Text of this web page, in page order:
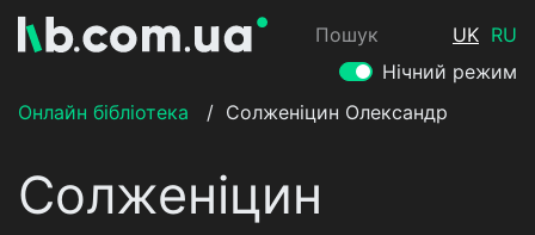
Пошук UK RU
Нічний режим
Онлайн бібліотека
/ Солженіцин Олександр
Солженіцин